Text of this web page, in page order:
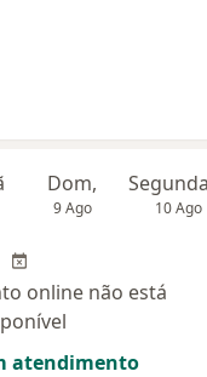
Dom,
9 Ago 10 Ago
online não está
atendimento